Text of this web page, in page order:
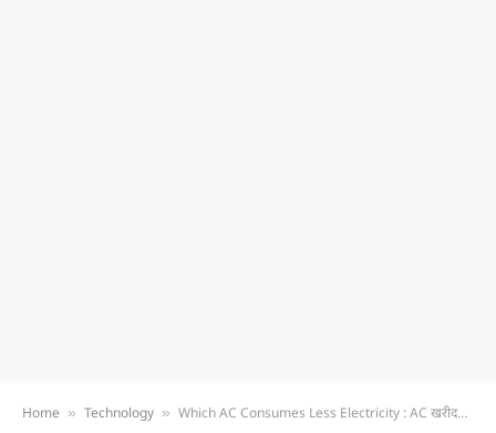
Home » Technology » Which AC Consumes Less Electricity : AC खरीदने से पहले जान लें ये बात! गलत चुनाव बढ़ा सकता है बिजली का बिल, जानिए कौन-सा AC है सबसे किफायती